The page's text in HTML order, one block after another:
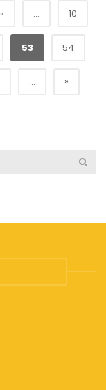
« ... 10
53 54
... »